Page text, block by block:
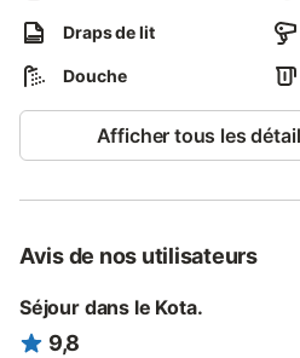
Draps de lit
Douche
Afficher tous les
Avis de nos utilisateurs
Séjour dans le Kota.
9,8